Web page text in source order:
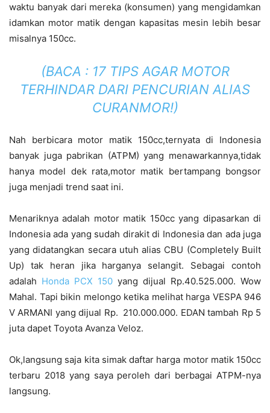
waktu banyak dari mereka (konsumen) yang mengidamkan
idamkan motor matik dengan kapasitas mesin lebih besar
misalnya 150cc.
(BACA : 17 TIPS AGAR MOTOR
TERHINDAR DARI PENCURIAN ALIAS
CURANMOR!)
Nah berbicara motor matik 150cc,ternyata di Indonesia
banyak juga pabrikan (ATPM) yang menawarkannya,tidak
hanya model dek rata,motor matik bertampang bongsor
juga menjadi trend saat ini.
Menariknya adalah motor matik 150cc yang dipasarkan di
Indonesia ada yang sudah dirakit di Indonesia dan ada juga
yang didatangkan secara utuh alias CBU (Completely Built
Up) tak heran jika harganya selangit. Sebagai contoh
adalah Honda PCX 150 yang dijual Rp.40.525.000. Wow
Mahal. Tapi bikin melongo ketika melihat harga VESPA 946
V ARMANI yang dijual Rp. 210.000.000. EDAN tambah Rp 5
juta dapet Toyota Avanza Veloz.
Ok,langsung saja kita simak daftar harga motor matik 150cc
terbaru 2018 yang saya peroleh dari berbagai ATPM-nya
langsung.